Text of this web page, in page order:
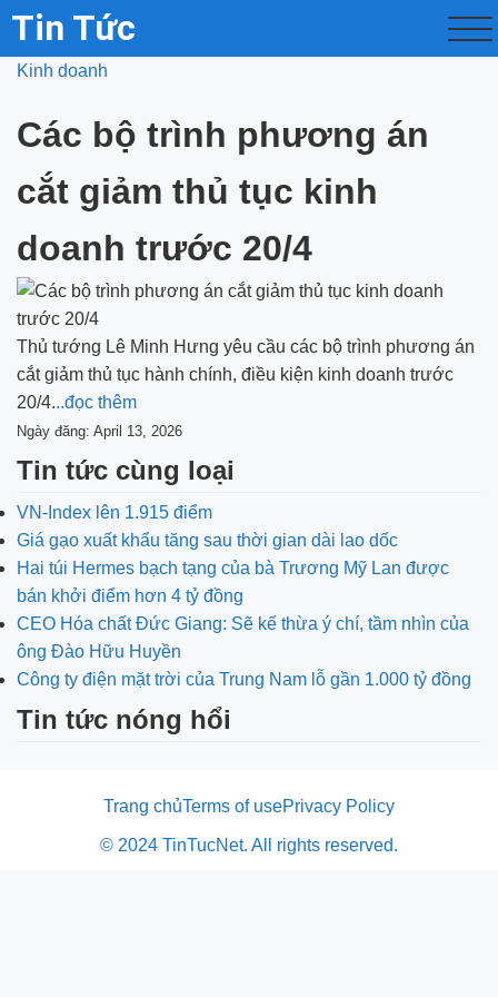
Tin Tức
Kinh doanh
Các bộ trình phương án
cắt giảm thủ tục kinh
doanh trước 20/4
Thủ tướng Lê Minh Hưng yêu cầu các bộ trình phương án
cắt giảm thủ tục hành chính, điều kiện kinh doanh trước
20/4...đọc thêm
Ngày đăng: April 13, 2026
Tin tức cùng loại
VN-Index lên 1.915 điểm
Giá gạo xuất khẩu tăng sau thời gian dài lao dốc
Hai túi Hermes bạch tạng của bà Trương Mỹ Lan được
bán khởi điểm hơn 4 tỷ đồng
CEO Hóa chất Đức Giang: Sẽ kế thừa ý chí, tầm nhìn của
ông Đào Hữu Huyền
Công ty điện mặt trời của Trung Nam lỗ gần 1.000 tỷ đồng
Tin tức nóng hổi
Trang chủTerms of usePrivacy Policy
© 2024 TinTucNet. All rights reserved.